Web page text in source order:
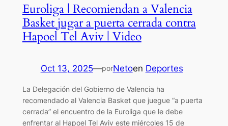
Euroliga | Recomiendan a Valencia
Basket jugar a puerta cerrada contra
Hapoel Tel Aviv | Video
Oct 13, 2025—porNetoen Deportes
La Delegación del Gobierno de Valencia ha
recomendado al Valencia Basket que juegue “a puerta
cerrada” el encuentro de la Euroliga que le debe
enfrentar al Hapoel Tel Aviv este miércoles 15 de